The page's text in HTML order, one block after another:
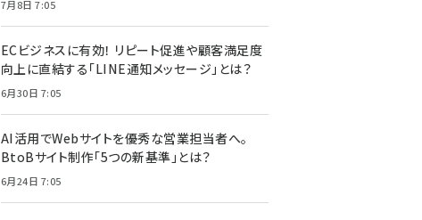
7月8日 7:05
ECビジネスに有効！ リピート促進や顧客満足度
向上に直結する「LINE通知メッセージ」とは？
6月30日 7:05
AI活用でWebサイトを優秀な営業担当者へ。
BtoBサイト制作「5つの新基準」とは？
6月24日 7:05